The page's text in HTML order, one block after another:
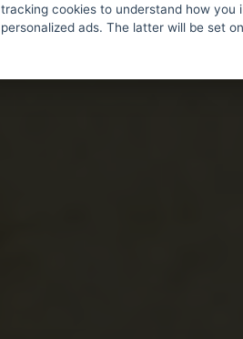
tracking cookies to understand how
personalized ads. The latter will be set